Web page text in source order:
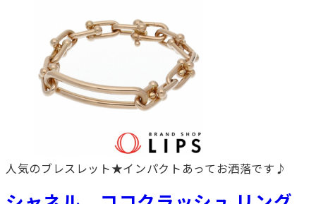
人気のブレスレット★インパクトあってお洒落です♪